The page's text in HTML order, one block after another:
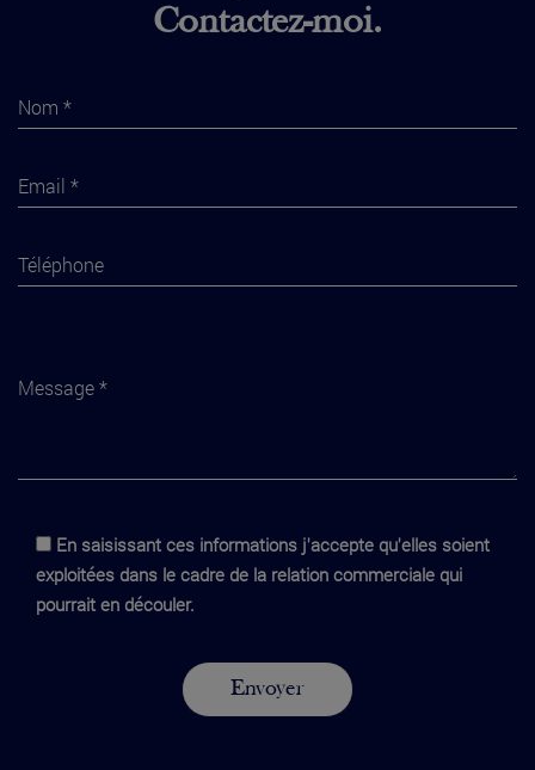
Contactez-moi.
En saisissant ces informations j'accepte qu'elles soient
exploitées dans le cadre de la relation commerciale qui
pourrait en découler.